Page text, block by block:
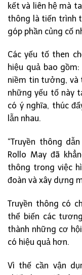
kết và liên hệ mà
thông là tiến trình
góp phần củng cố
Các yếu tố then
hiệu quả bao
niềm tin tưởng, và
những yếu tố này
có ý nghĩa, thúc
lẫn nhau.
“Truyền thông
Rollo May đã
thông trong việc
đoàn và xây dựng
Truyền thông có
thể biến các
thành những cơ
có hiệu quả hơn.
Vì thế cần vận